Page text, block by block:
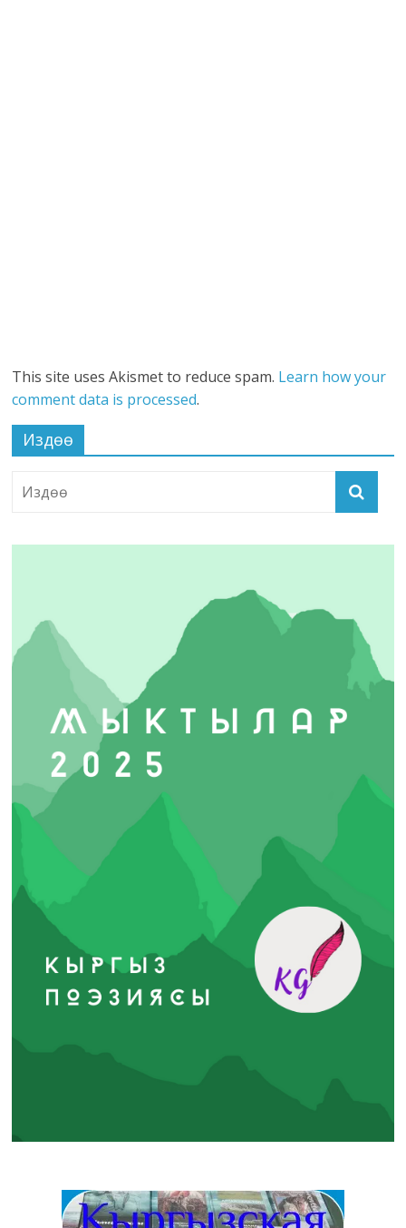
This site uses Akismet to reduce spam. Learn how your
comment data is processed.
Издөө